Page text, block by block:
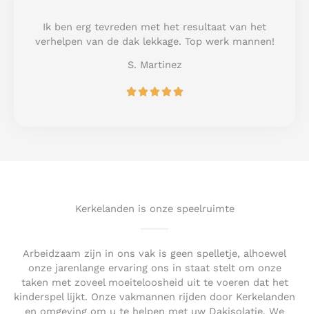
f
Ik ben erg tevreden met het resultaat van het
verhelpen van de dak lekkage. Top werk mannen!
S. Martinez
R
Kerkelanden is onze speelruimte
Arbeidzaam zijn in ons vak is geen spelletje, alhoewel
onze jarenlange ervaring ons in staat stelt om onze
taken met zoveel moeiteloosheid uit te voeren dat het
kinderspel lijkt. Onze vakmannen rijden door Kerkelanden
en omgeving om u te helpen met uw Dakisolatie. We